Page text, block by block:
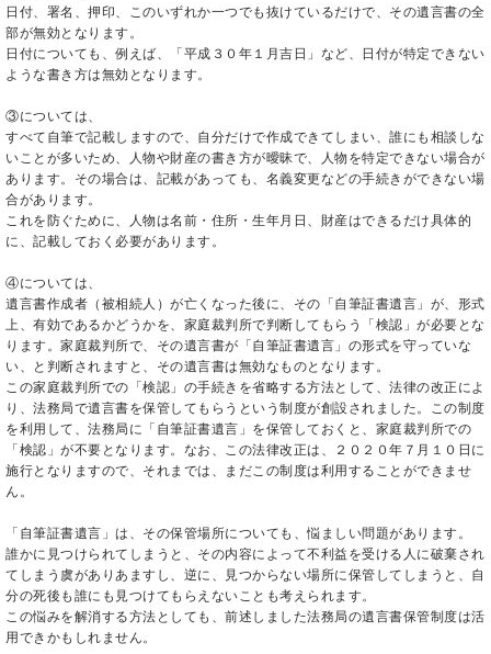
日付、署名、押印、このいずれか一つでも抜けているだけで、その遺言書の全
部が無効となります。
日付についても、例えば、「平成３０年１月吉日」など、日付が特定できない
ような書き方は無効となります。
③については、
すべて自筆で記載しますので、自分だけで作成できてしまい、誰にも相談しな
いことが多いため、人物や財産の書き方が曖昧で、人物を特定できない場合が
あります。その場合は、記載があっても、名義変更などの手続きができない場
合があります。
これを防ぐために、人物は名前・住所・生年月日、財産はできるだけ具体的
に、記載しておく必要があります。
④については、
遺言書作成者（被相続人）が亡くなった後に、その「自筆証書遺言」が、形式
上、有効であるかどうかを、家庭裁判所で判断してもらう「検認」が必要とな
ります。家庭裁判所で、その遺言書が「自筆証書遺言」の形式を守っていな
い、と判断されますと、その遺言書は無効なものとなります。
この家庭裁判所での「検認」の手続きを省略する方法として、法律の改正によ
り、法務局で遺言書を保管してもらうという制度が創設されました。この制度
を利用して、法務局に「自筆証書遺言」を保管しておくと、家庭裁判所での
「検認」が不要となります。なお、この法律改正は、２０２０年７月１０日に
施行となりますので、それまでは、まだこの制度は利用することができませ
ん。
「自筆証書遺言」は、その保管場所についても、悩ましい問題があります。
誰かに見つけられてしまうと、その内容によって不利益を受ける人に破棄され
てしまう虞がありあますし、逆に、見つからない場所に保管してしまうと、自
分の死後も誰にも見つけてもらえないことも考えられます。
この悩みを解消する方法としても、前述しました法務局の遺言書保管制度は活
用できかもしれません。